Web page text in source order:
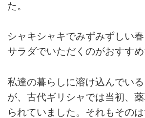
た。
シャキシャキでみずみずしい春
サラダでいただくのがおすすめ
私達の暮らしに溶け込んでい
が、古代ギリシャでは当初、
られていました。それもその